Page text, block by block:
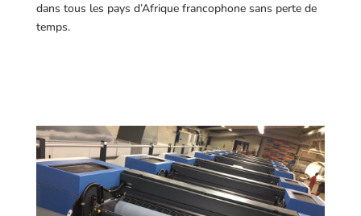
dans tous les pays d’Afrique francophone sans perte de
temps.